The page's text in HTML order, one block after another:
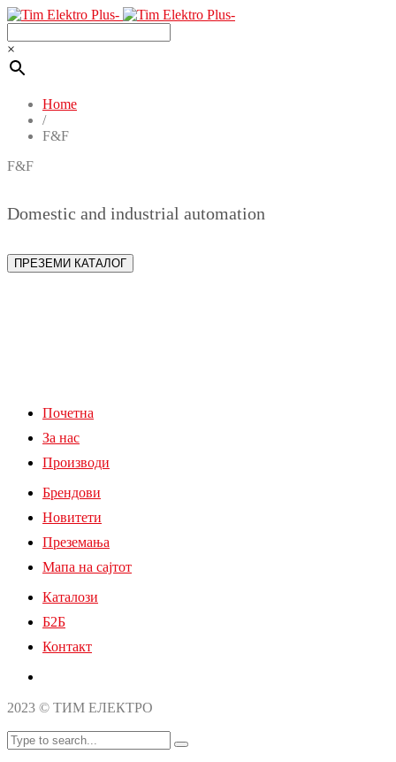
×
Home
/
F&F
F&F
Domestic and industrial automation
ПРЕЗЕМИ КАТАЛОГ
Почетна
За нас
Производи
Брендови
Новитети
Преземања
Мапа на сајтот
Каталози
Б2Б
Контакт
2023 © ТИМ ЕЛЕКТРО